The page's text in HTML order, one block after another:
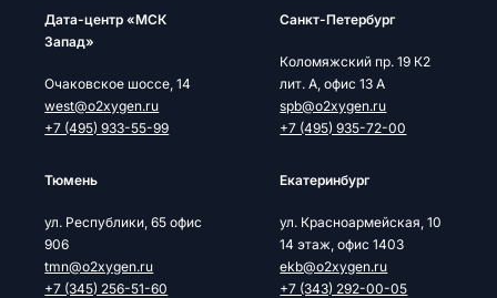
Дата-центр «МСК
Запад»
Очаковское шоссе, 14
west@o2xygen.ru
+7 (495) 933-55-99
Cанкт-Петербург
Коломяжский пр. 19 К2
лит. А, офис 13 А
spb@o2xygen.ru
+7 (495) 935-72-00
Тюмень
ул. Республики, 65 офис
906
tmn@o2xygen.ru
+7 (345) 256-51-60
Екатеринбург
ул. Красноармейская, 10
14 этаж, офис 1403
ekb@o2xygen.ru
+7 (343) 292-00-05